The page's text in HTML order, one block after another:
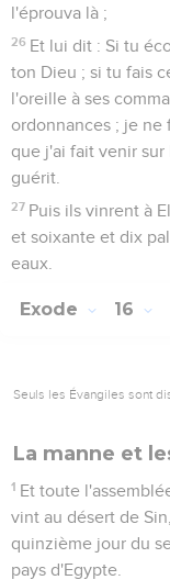
l'éprouva là ;
26 Et lui dit : Si tu
ton Dieu ; si tu fais
l'oreille à ses
ordonnances ; je ne
que j'ai fait venir sur
guérit.
27 Puis ils vinrent à
et soixante et dix
eaux.
Exode 16
Seuls les Évangiles sont
La manne et
1 Et toute
vint au désert de
quinzième jour du
pays d'Egypte.